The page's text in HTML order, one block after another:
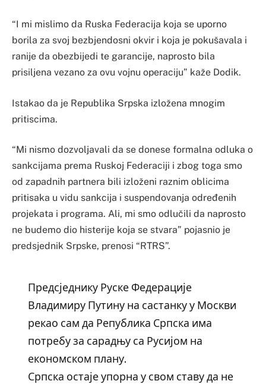
“I mi mislimo da Ruska Federacija koja se uporno
borila za svoj bezbjendosni okvir i koja je pokušavala i
ranije da obezbijedi te garancije, naprosto bila
prisiljena vezano za ovu vojnu operaciju” kaže Dodik.
Istakao da je Republika Srpska izložena mnogim
pritiscima.
“Mi nismo dozvoljavali da se donese formalna odluka o
sankcijama prema Ruskoj Federaciji i zbog toga smo
od zapadnih partnera bili izloženi raznim oblicima
pritisaka u vidu sankcija i suspendovanja određenih
projekata i programa. Ali, mi smo odlučili da naprosto
ne budemo dio histerije koja se stvara” pojasnio je
predsjednik Srpske, prenosi “RTRS”.
Предсједнику Руске Федерације
Владимиру Путину на састанку у Москви
рекао сам да Република Српска има
потребу за сарадњу са Русијом на
економском плану.
Српска остаје упорна у свом ставу да не